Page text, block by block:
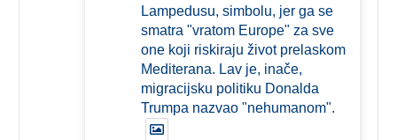
Lampedusu, simbolu, jer ga se
smatra "vratom Europe" za sve
one koji riskiraju život prelaskom
Mediterana. Lav je, inače,
migracijsku politiku Donalda
Trumpa nazvao "nehumanom".